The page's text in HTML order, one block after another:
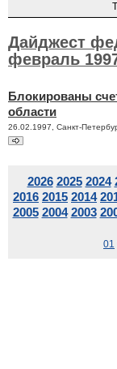
Дайджест
февраль
Блокированы
области
26.02.1997, Санкт-
2026 2025 2024
2016 2015 2014
2005 2004 2003
01